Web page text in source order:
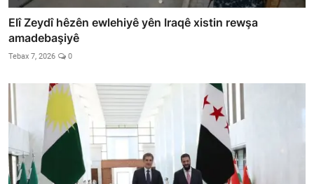
Elî Zeydî hêzên ewlehiyê yên Iraqê xistin rewşa
amadebaşiyê
Tebax 7, 2026 0